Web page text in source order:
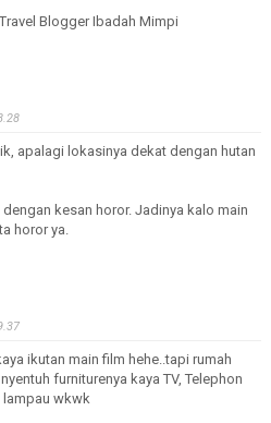
Blogger Ibadah Mimpi
apalagi lokasinya dekat dengan hutan
kesan horor. Jadinya kalo main
horor ya.
ikutan main film hehe..tapi rumah
furniturenya kaya TV, Telephon
lampau wkwk